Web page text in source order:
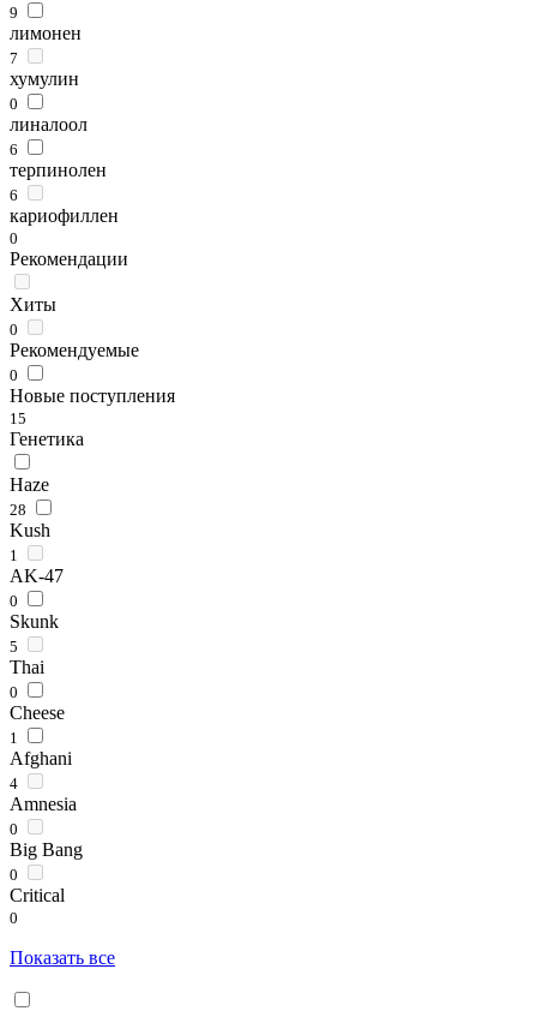
9
лимонен
7
хумулин
0
линалоол
6
терпинолен
6
кариофиллен
0
Рекомендации
Хиты
0
Рекомендуемые
0
Новые поступления
15
Генетика
Haze
28
Kush
1
AK-47
0
Skunk
5
Thai
0
Cheese
1
Afghani
4
Amnesia
0
Big Bang
0
Critical
0
Показать все